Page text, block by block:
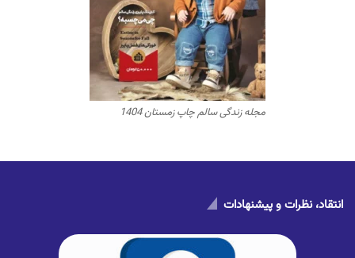
مجله زندگی سالم چاپ زمستان 1404
انتقاد، نظرات و پیشنهادات